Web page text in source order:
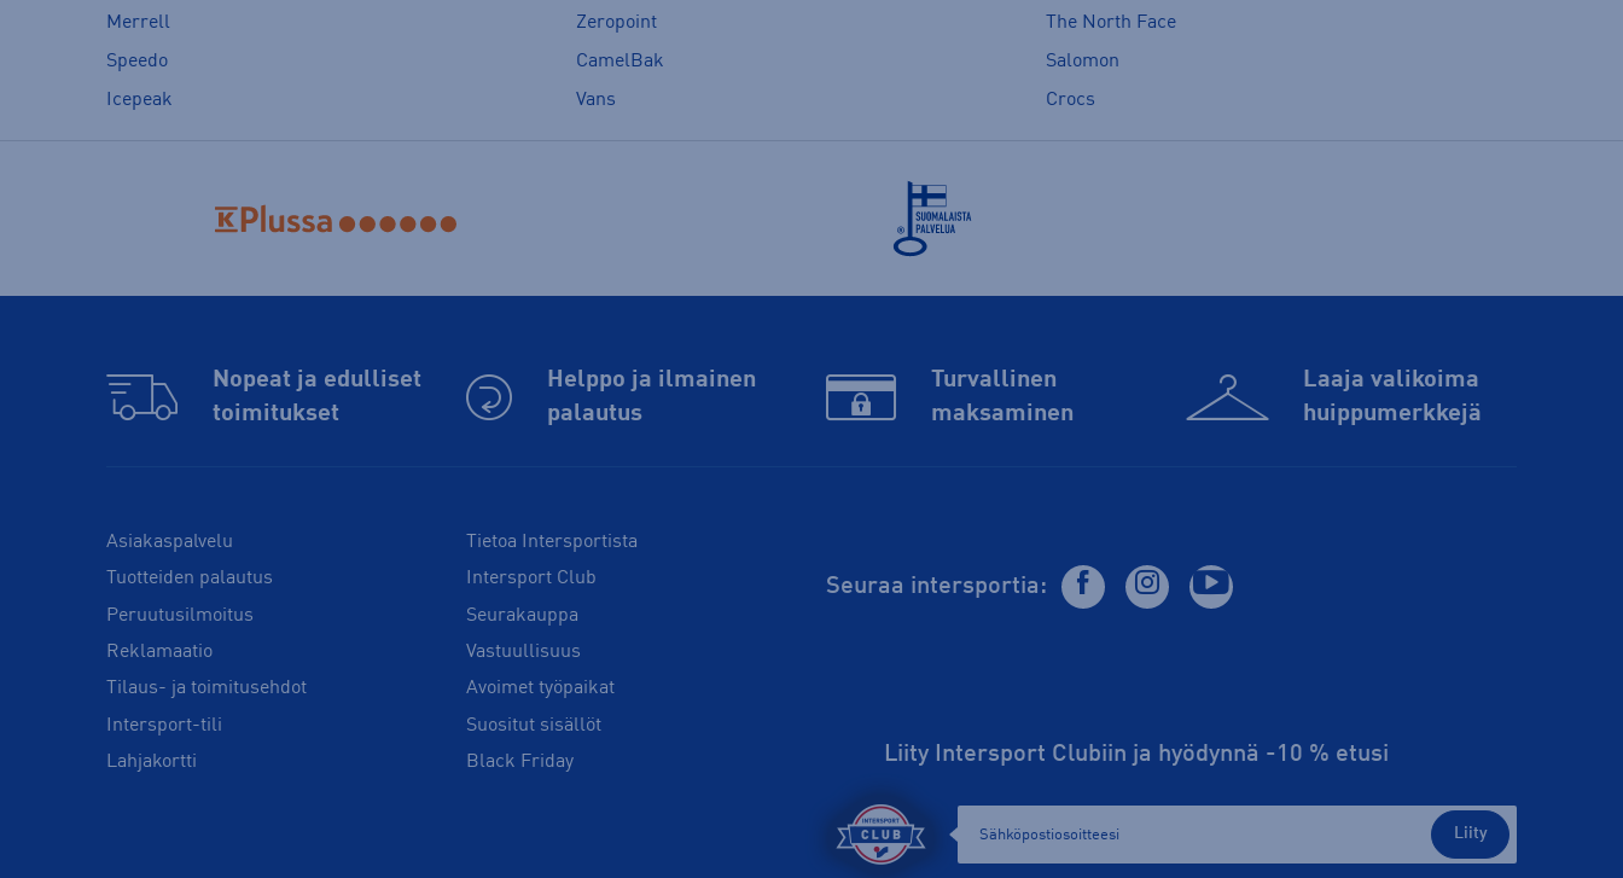
Merrell
Zeropoint
The North Face
Speedo
CamelBak
Salomon
Icepeak
Vans Crocs
Nopeat ja edulliset
toimitukset
Helppo ja ilmainen
palautus
Turvallinen
maksaminen
Laaja valikoima
huippu­merkkejä
Asiakaspalvelu
Tuotteiden palautus
Peruutusilmoitus
Reklamaatio
Tilaus- ja toimitusehdot
Intersport-tili
Lahjakortti
Tietoa Intersportista
Intersport Club
Seurakauppa
Vastuullisuus
Avoimet työpaikat
Suositut sisällöt
Black Friday
Seuraa intersportia:
Liity Intersport Clubiin ja hyödynnä -10 % etusi
Liity